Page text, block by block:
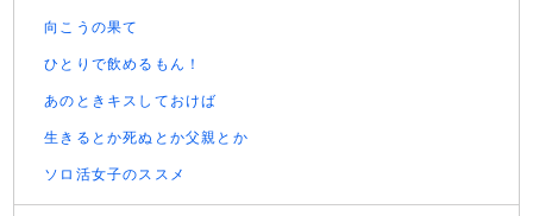
向こうの果て
ひとりで飲めるもん！
あのときキスしておけば
生きるとか死ぬとか父親とか
ソロ活女子のススメ